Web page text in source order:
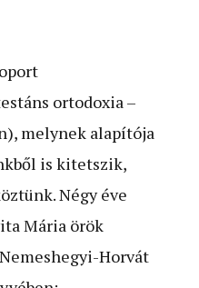
ortodoxia –
melynek alapítója
is kitetszik,
Négy éve
Mária örök
Horvát